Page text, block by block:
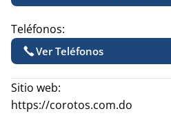
Teléfonos:
Ver Teléfonos
Sitio web:
https://corotos.com.do